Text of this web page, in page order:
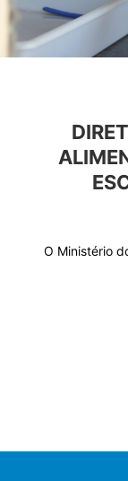
O Ministério